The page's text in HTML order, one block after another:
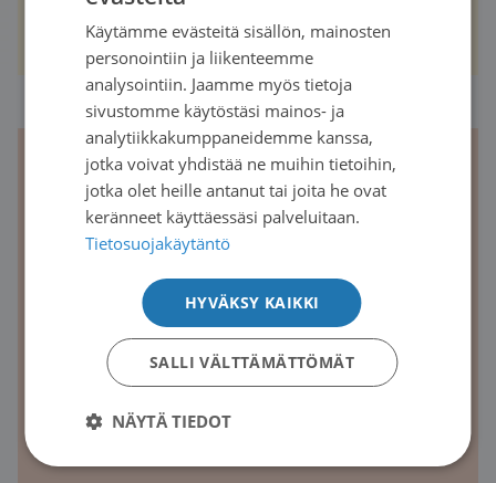
SWEDISH
Käytämme evästeitä sisällön, mainosten
personointiin ja liikenteemme
analysointiin. Jaamme myös tietoja
sivustomme käytöstäsi mainos- ja
analytiikkakumppaneidemme kanssa,
jotka voivat yhdistää ne muihin tietoihin,
jotka olet heille antanut tai joita he ovat
keränneet käyttäessäsi palveluitaan.
Tietosuojakäytäntö
HYVÄKSY KAIKKI
SALLI VÄLTTÄMÄTTÖMÄT
NÄYTÄ TIEDOT